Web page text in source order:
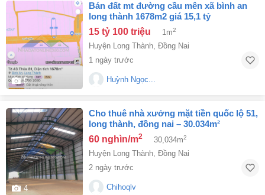
5
bán đất mt đường cầu mên xã bình an
long thành 1678m2 giá 15,1 tỷ
15 tỷ 100 triệu 1m2
Huyện Long Thành Đồng Nai
1 ngày trước
Huỳnh Ngọc...
4
cho thuê nhà xưởng mặt tiền quốc lộ 51,
long thành, đồng nai – 30.034m²
60 nghìn/m2 30,034m2
Huyện Long Thành Đồng Nai
2 ngày trước
Chihoqlv